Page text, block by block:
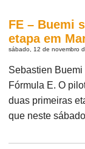
FE – Buemi
etapa em
sábado, 12 de novembro
Sebastien
Fórmula E. O
duas primeiras
que neste